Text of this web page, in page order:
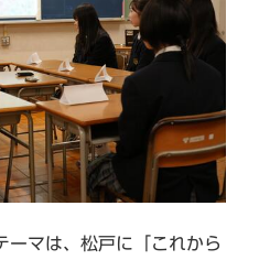
マは、松戸に「これから